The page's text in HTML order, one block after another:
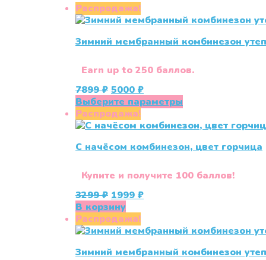
Распродажа!
Зимний мембранный комбинезон
Earn up to 250 баллов.
7899₽ Первоначальная
цена
составляла
7899 ₽.
5000 ₽Текущая
цена:
Выберите параметры
имеет
вариаций.
можно
Распродажа!
С начёсом комбинезон, цвет горчица
Купите и получите 100 баллов!
3299₽ Первоначальная
цена
составляла
3299 ₽.
1999 ₽Текущая
В корзину
Распродажа!
Зимний мембранный комбинезон